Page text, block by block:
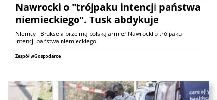
Nawrocki o "trójpaku intencji państwa
niemieckiego". Tusk abdykuje
Niemcy i Bruksela przejmą polską armię? Nawrocki o trójpaku
intencji państwa niemieckiego
Zespół wGospodarce